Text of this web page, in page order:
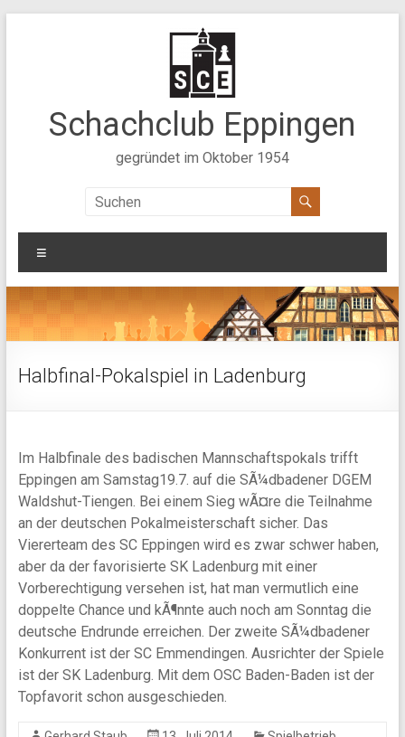
Schachclub Eppingen
gegründet im Oktober 1954
Halbfinal-Pokalspiel in Ladenburg
Im Halbfinale des badischen Mannschaftspokals trifft
Eppingen am Samstag19.7. auf die SÃ¼dbadener DGEM
Waldshut-Tiengen. Bei einem Sieg wÃ¤re die Teilnahme
an der deutschen Pokalmeisterschaft sicher. Das
Viererteam des SC Eppingen wird es zwar schwer haben,
aber da der favorisierte SK Ladenburg mit einer
Vorberechtigung versehen ist, hat man vermutlich eine
doppelte Chance und kÃ¶nnte auch noch am Sonntag die
deutsche Endrunde erreichen. Der zweite SÃ¼dbadener
Konkurrent ist der SC Emmendingen. Ausrichter der Spiele
ist der SK Ladenburg. Mit dem OSC Baden-Baden ist der
Topfavorit schon ausgeschieden.